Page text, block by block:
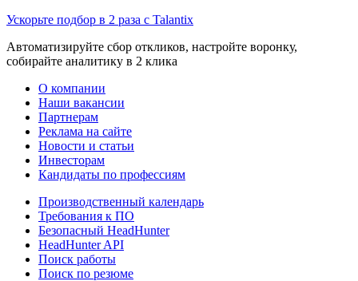
Ускорьте подбор в 2 раза с Talantix
Автоматизируйте сбор откликов, настройте воронку,
собирайте аналитику в 2 клика
О компании
Наши вакансии
Партнерам
Реклама на сайте
Новости и статьи
Инвесторам
Кандидаты по профессиям
Производственный календарь
Требования к ПО
Безопасный HeadHunter
HeadHunter API
Поиск работы
Поиск по резюме